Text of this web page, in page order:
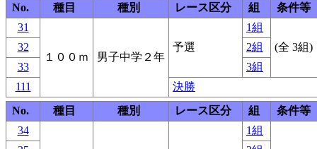
No.
種目 種別 レース区分 組
条件等
31
１００ｍ 男子中学２年
予選
1組
(全 3組)
32
2組
33
3組
111
決勝
No.
種目 種別 レース区分 組
条件等
34
1組